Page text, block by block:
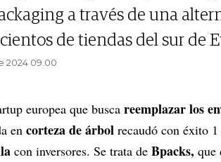
a través de una
de tiendas del sur de
2024 09.00
europea que busca reemplazar los
en corteza de árbol recaudó con éxito
con inversores. Se trata de Bpacks, que